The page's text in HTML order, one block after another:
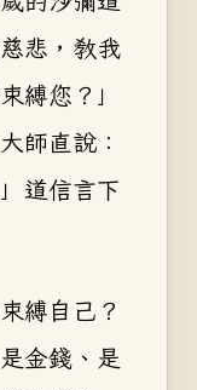
悲，教我
縛您？」
師直說：
道信言下
縛自己？
金錢、是